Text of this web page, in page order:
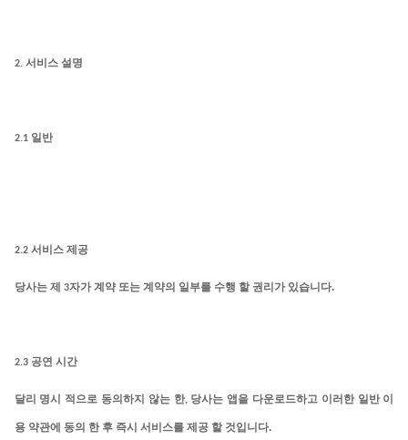
2. 서비스 설명
2.1 일반
2.2 서비스 제공
당사는 제 3자가 계약 또는 계약의 일부를 수행 할 권리가 있습니다.
2.3 공연 시간
달리 명시 적으로 동의하지 않는 한, 당사는 앱을 다운로드하고 이러한 일반 이
용 약관에 동의 한 후 즉시 서비스를 제공 할 것입니다.